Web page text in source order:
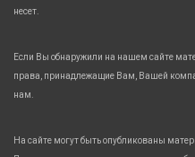
несет.
Если Вы обнаружили на нашем сайте
права, принадлежащие Вам, Вашей
нам.
На сайте могут быть опубликованы